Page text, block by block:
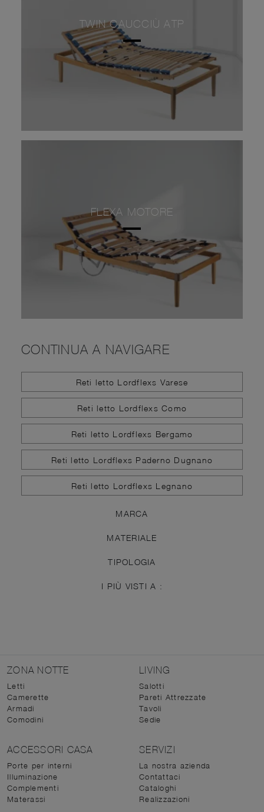
TWIN CAUCCIÙ ATP
FLEXA MOTORE
CONTINUA A NAVIGARE
Reti letto Lordflexs Varese
Reti letto Lordflexs Como
Reti letto Lordflexs Bergamo
Reti letto Lordflexs Paderno Dugnano
Reti letto Lordflexs Legnano
MARCA
MATERIALE
TIPOLOGIA
I PIÙ VISTI A :
ZONA NOTTE
Letti
Camerette
Armadi
Comodini
LIVING
Salotti
Pareti Attrezzate
Tavoli
Sedie
ACCESSORI CASA
Porte per interni
Illuminazione
Complementi
Materassi
SERVIZI
La nostra azienda
Contattaci
Cataloghi
Realizzazioni